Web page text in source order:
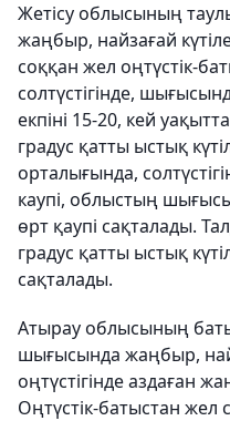
Жетісу облысының
жаңбыр, найзағай
соққан жел оңтүстік-
солтүстігінде,
екпіні 15-20, кей
градус қатты ыстық
орталығында,
каупі, облыстың
өрт қаупі сақталады.
градус қатты ыстық
сақталады.
Атырау облысының
шығысында жаңбыр,
оңтүстігінде аздаған
Оңтүстік-батыстан